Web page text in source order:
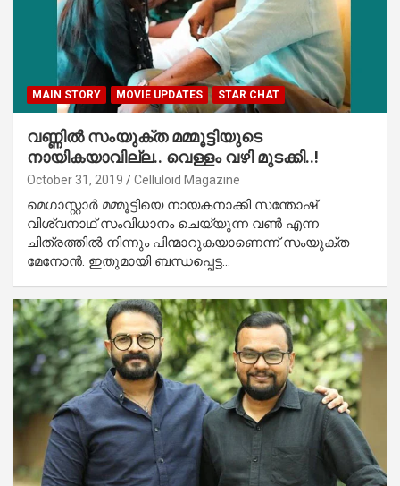
MAIN STORY MOVIE UPDATES STAR CHAT
വണ്ണില്‍ സംയുക്ത മമ്മൂട്ടിയുടെ
നായികയാവില്ല.. വെള്ളം വഴി മുടക്കി..!
October 31, 2019 Celluloid Magazine
മെഗാസ്റ്റാര്‍ മമ്മൂട്ടിയെ നായകനാക്കി സന്തോഷ്
വിശ്വനാഥ് സംവിധാനം ചെയ്യുന്ന വണ്‍ എന്ന
ചിത്രത്തില്‍ നിന്നും പിന്മാറുകയാണെന്ന് സംയുക്ത
മേനോന്‍. ഇതുമായി ബന്ധപ്പെട്ട…